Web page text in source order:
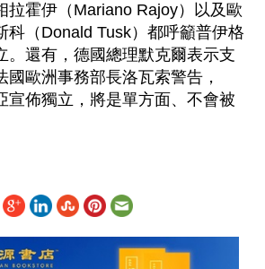
拉霍伊（Mariano Rajoy）以及歐
科（Donald Tusk）都呼籲普伊格
。還有，德國總理默克爾表示支
國歐洲事務部長洛瓦索警告，
宣佈獨立，將是單方面、不會被